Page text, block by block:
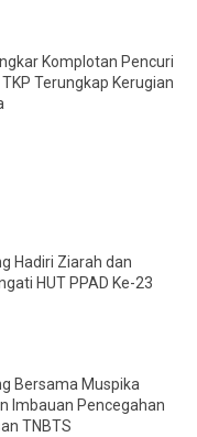
Komplotan Pencuri
Terungkap Kerugian
Hadiri Ziarah dan
HUT PPAD Ke-23
Bersama Muspika
Imbauan Pencegahan
TNBTS